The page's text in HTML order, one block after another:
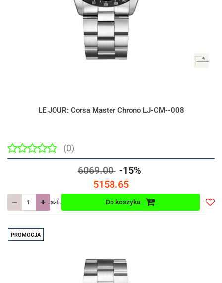
LE JOUR: Corsa Master Chrono LJ-CM--008
(0)
6069.00 -15%
5158.65
szt. Do koszyka
PROMOCJA